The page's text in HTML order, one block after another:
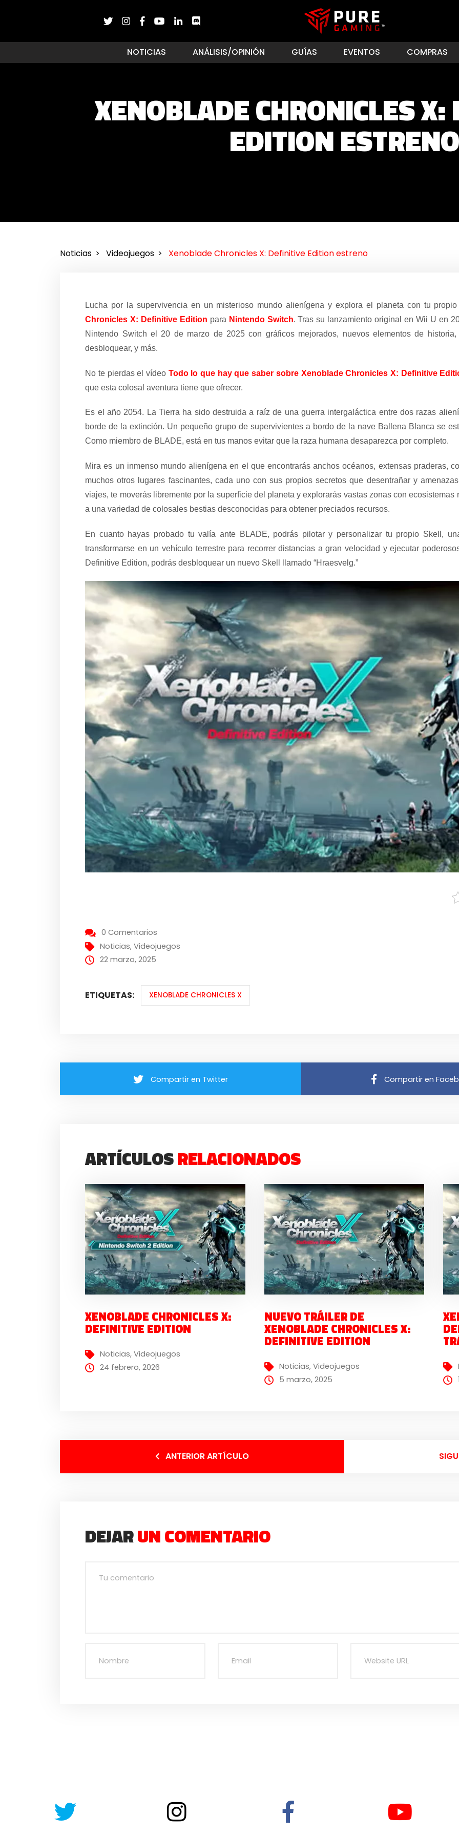
NOTICIAS ANÁLISIS/OPINIÓN GUÍAS EVENTOS COMPRAS
XENOBLADE CHRONICLES
EDITION ESTRENO
Noticias Videojuegos Xenoblade Chronicles X: Definitive Edition estreno
Lucha por la supervivencia en un misterioso mundo alienígena y explora el planeta con tu
Chronicles X: Definitive Edition para Nintendo Switch. Tras su lanzamiento original en Wii U en
Nintendo Switch el 20 de marzo de 2025 con gráficos mejorados, nuevos elementos de
desbloquear, y más.
No te pierdas el vídeo Todo lo que hay que saber sobre Xenoblade Chronicles X: Definitive
que esta colosal aventura tiene que ofrecer.
Es el año 2054. La Tierra ha sido destruida a raíz de una guerra intergaláctica entre dos razas
borde de la extinción. Un pequeño grupo de supervivientes a bordo de la nave Ballena Blanca se
Como miembro de BLADE, está en tus manos evitar que la raza humana desaparezca por completo.
Mira es un inmenso mundo alienígena en el que encontrarás anchos océanos, extensas praderas,
muchos otros lugares fascinantes, cada uno con sus propios secretos que desentrañar y
viajes, te moverás libremente por la superficie del planeta y explorarás vastas zonas con
a una variedad de colosales bestias desconocidas para obtener preciados recursos.
En cuanto hayas probado tu valía ante BLADE, podrás pilotar y personalizar tu propio Skell,
transformarse en un vehículo terrestre para recorrer distancias a gran velocidad y ejecutar
Definitive Edition, podrás desbloquear un nuevo Skell llamado “Hraesvelg.”
0 Comentarios
Noticias,Videojuegos
22 marzo, 2025
ETIQUETAS: XENOBLADE CHRONICLES X
Compartir en Twitter Compartir en
ARTÍCULOSRELACIONADOS
XENOBLADE CHRONICLES X:
DEFINITIVE EDITION
Noticias,Videojuegos
24 febrero, 2026
NUEVO TRÁILER DE
XENOBLADE CHRONICLES X:
DEFINITIVE EDITION
Noticias, Videojuegos
5 marzo, 2025
ANTERIOR ARTÍCULO
DEJARUN COMENTARIO